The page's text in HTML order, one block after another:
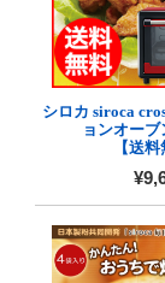
シロカ siroca
ョンオーブ
【送